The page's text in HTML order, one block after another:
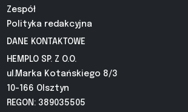
Zespół
Polityka redakcyjna
DANE KONTAKTOWE
HEMPLO SP. Z O.O.
ul.Marka Kotańskiego 8/3
10-166 Olsztyn
REGON: 389035505